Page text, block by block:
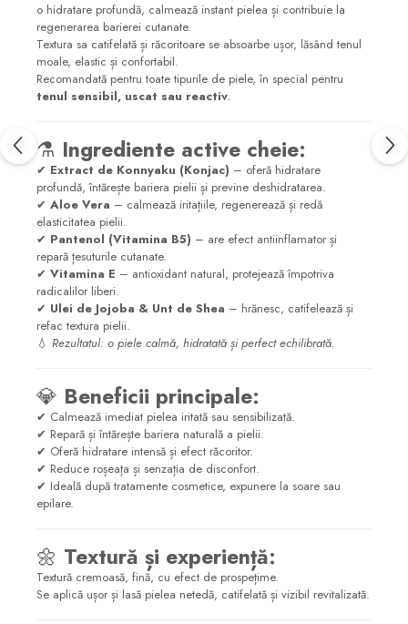
o hidratare profundă, calmează instant pielea și contribuie la
regenerarea barierei cutanate.
Textura sa catifelată și răcoritoare se absoarbe ușor, lăsând tenul
moale, elastic și confortabil.
Recomandată pentru toate tipurile de piele, în special pentru
tenul sensibil, uscat sau reactiv.
⚗️ Ingrediente active cheie:
✔ Extract de Konnyaku (Konjac) – oferă hidratare
profundă, întărește bariera pielii și previne deshidratarea.
✔ Aloe Vera – calmează iritațiile, regenerează și redă
elasticitatea pielii.
✔ Pantenol (Vitamina B5) – are efect antiinflamator și
repară țesuturile cutanate.
✔ Vitamina E – antioxidant natural, protejează împotriva
radicalilor liberi.
✔ Ulei de Jojoba & Unt de Shea – hrănesc, catifelează și
refac textura pielii.
💧 Rezultatul: o piele calmă, hidratată și perfect echilibrată.
💎 Beneficii principale:
✔ Calmează imediat pielea iritată sau sensibilizată.
✔ Repară și întărește bariera naturală a pielii.
✔ Oferă hidratare intensă și efect răcoritor.
✔ Reduce roșeața și senzația de disconfort.
✔ Ideală după tratamente cosmetice, expunere la soare sau
epilare.
🌼 Textură și experiență:
Textură cremoasă, fină, cu efect de prospețime.
Se aplică ușor și lasă pielea netedă, catifelată și vizibil revitalizată.